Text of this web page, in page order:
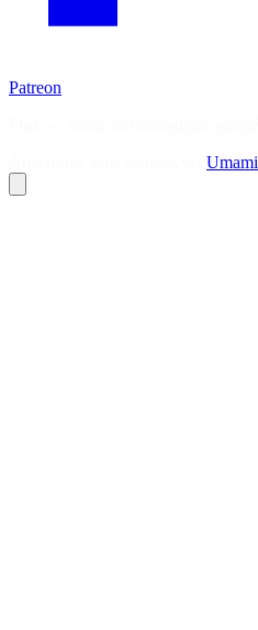
Patreon
Umami